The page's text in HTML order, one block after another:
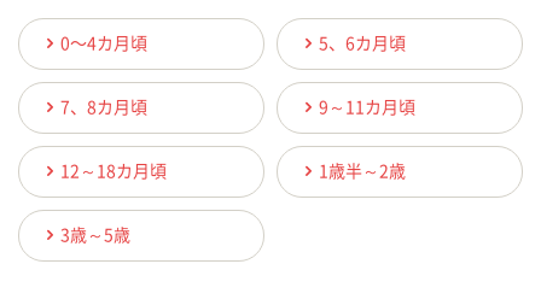
0〜4カ月頃 5、6カ月頃
7、8カ月頃 9～11カ月頃
12～18カ月頃 1歳半～2歳
3歳～5歳